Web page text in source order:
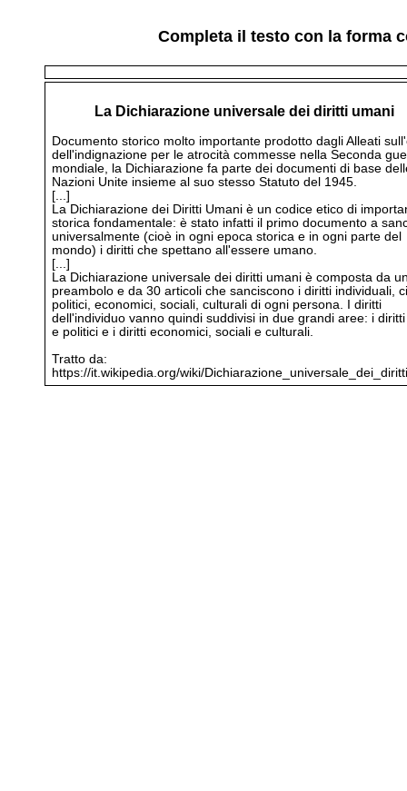
Completa il testo con la forma
La Dichiarazione universale dei diritti umani
Documento storico molto importante prodotto dagli Alleati
dell'indignazione per le atrocità commesse nella Seconda
mondiale, la Dichiarazione fa parte dei documenti di base
Nazioni Unite insieme al suo stesso Statuto del 1945.
[...]
La Dichiarazione dei Diritti Umani è un codice etico di
storica fondamentale: è stato infatti il primo documento a
universalmente (cioè in ogni epoca storica e in ogni parte del
mondo) i diritti che spettano all'essere umano.
[...]
La Dichiarazione universale dei diritti umani è composta da
preambolo e da 30 articoli che sanciscono i diritti individuali,
politici, economici, sociali, culturali di ogni persona. I diritti
dell'individuo vanno quindi suddivisi in due grandi aree: i diritti
e politici e i diritti economici, sociali e culturali.
Tratto da:
https://it.wikipedia.org/wiki/